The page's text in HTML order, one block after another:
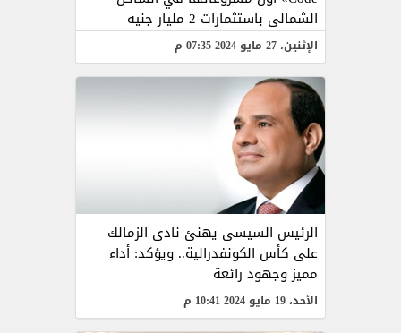
الشمالى باستثمارات 2 مليار جنيه
الإثنين، 27 مايو 2024 07:35 م
الرئيس السيسى يهنئ نادى الزمالك
على كأس الكونفدرالية.. ويؤكد: أداء
مميز وجهود رائعة
الأحد، 19 مايو 2024 10:41 م